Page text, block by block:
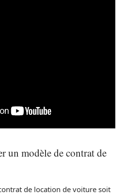
un modèle de contrat de
de location de voiture soit